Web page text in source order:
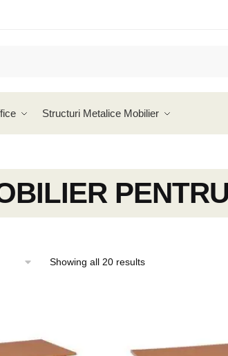
Structuri Metalice Mobilier
Showing all 20 results